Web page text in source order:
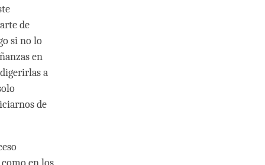
de
si no lo
en
a
de